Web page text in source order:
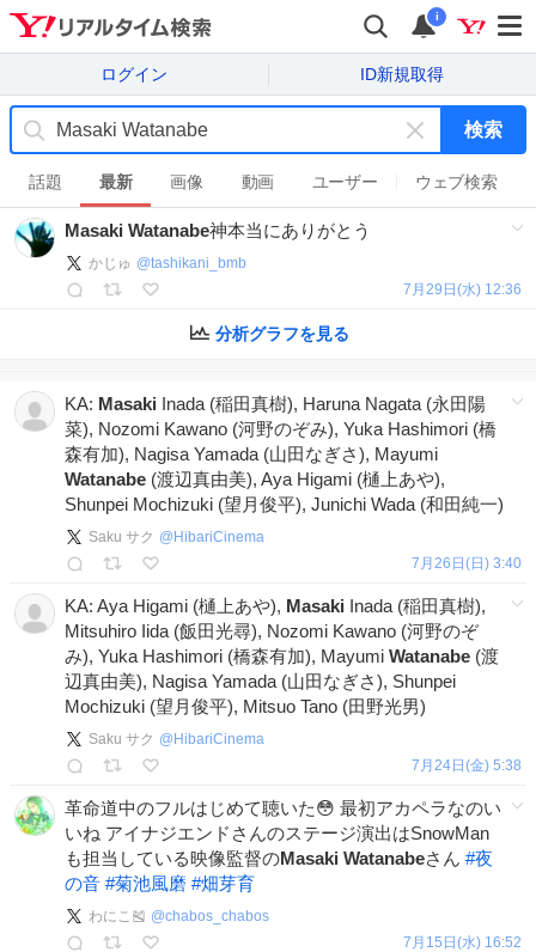
i
ログイン ID新規取得
キ
ー
ワ
を
検索
話題 最新 画像 動画 ユーザー ウェブ検索
Masaki Watanabe神本当にありがとう
かじゅ @tashikani_bmb
7月29日(水) 12:36
分析グラフを見る
KA: Masaki Inada (稲田真樹), Haruna Nagata (永田陽
菜), Nozomi Kawano (河野のぞみ), Yuka Hashimori (橋
森有加), Nagisa Yamada (山田なぎさ), Mayumi
Watanabe (渡辺真由美), Aya Higami (樋上あや),
Shunpei Mochizuki (望月俊平), Junichi Wada (和田純一)
Saku サク @ HibariCinema
7月26日(日) 3:40
KA: Aya Higami (樋上あや), Masaki Inada (稲田真樹),
Mitsuhiro Iida (飯田光尋), Nozomi Kawano (河野のぞ
み), Yuka Hashimori (橋森有加), Mayumi Watanabe (渡
辺真由美), Nagisa Yamada (山田なぎさ), Shunpei
Mochizuki (望月俊平), Mitsuo Tano (田野光男)
Saku サク @ HibariCinema
7月24日(金) 5:38
革命道中のフルはじめて聴いた😳 最初アカペラなのい
いね アイナジエンドさんのステージ演出はSnowMan
も担当している映像監督のMasaki Watanabeさん #夜
の音 #菊池風磨 #畑芽育
わにこ🎽 @chabos_chabos
7月15日(水) 16:52